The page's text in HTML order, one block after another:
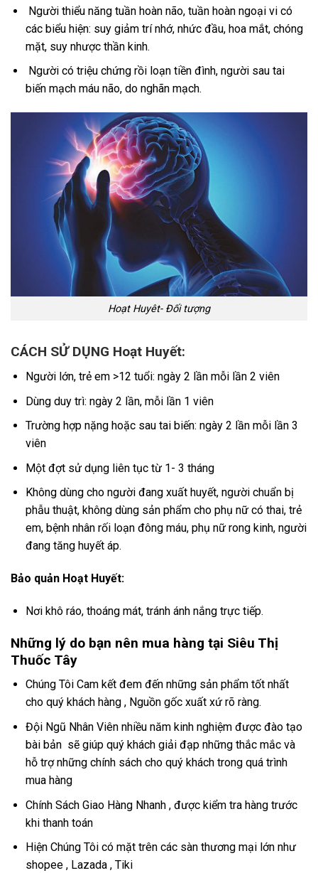
Người thiểu năng tuần hoàn não, tuần hoàn ngoại vi có
các biểu hiện: suy giảm trí nhớ, nhức đầu, hoa mắt, chóng
mặt, suy nhược thần kinh.
Người có triệu chứng rồi loạn tiền đình, người sau tai
biến mạch máu não, do nghãn mạch.
Hoạt Huyêt- Đối tượng
CÁCH SỬ DỤNG Hoạt Huyết:
Người lớn, trẻ em >12 tuổi: ngày 2 lần mỗi lần 2 viên
Dùng duy trì: ngày 2 lần, mỗi lần 1 viên
Trường hợp nặng hoặc sau tai biến: ngày 2 lần mỗi lần 3
viên
Một đợt sử dụng liên tục từ 1- 3 tháng
Không dùng cho người đang xuất huyết, người chuẩn bị
phẫu thuật, không dùng sản phẩm cho phụ nữ có thai, trẻ
em, bệnh nhân rối loạn đông máu, phụ nữ rong kinh, người
đang tăng huyết áp.
Bảo quản Hoạt Huyết:
Nơi khô ráo, thoáng mát, tránh ánh nắng trực tiếp.
Những lý do bạn nên mua hàng tại Siêu Thị
Thuốc Tây
Chúng Tôi Cam kết đem đến những sản phẩm tốt nhất
cho quý khách hàng , Nguồn gốc xuất xứ rõ ràng.
Đội Ngũ Nhân Viên nhiều năm kinh nghiệm được đào tạo
bài bản sẽ giúp quý khách giải đạp những thắc mắc và
hỗ trợ những chính sách cho quý khách trong quá trình
mua hàng
Chính Sách Giao Hàng Nhanh , được kiểm tra hàng trước
khi thanh toán
Hiện Chúng Tôi có mặt trên các sàn thương mại lớn như
shopee , Lazada , Tiki